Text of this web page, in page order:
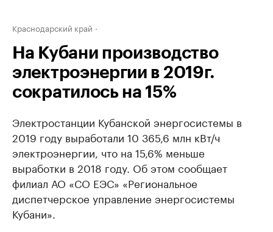
Краснодарский край
На Кубани производство
электроэнергии в 2019г.
сократилось на 15%
Электростанции Кубанской энергосистемы в
2019 году выработали 10 365,6 млн кВт/ч
электроэнергии, что на 15,6% меньше
выработки в 2018 году. Об этом сообщает
филиал АО «СО ЕЭС» «Региональное
диспетчерское управление энергосистемы
Кубани».